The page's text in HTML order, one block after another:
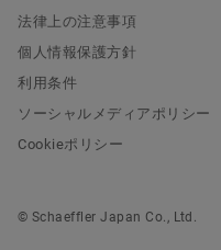
法律上の注意事項
個人情報保護方針
利用条件
ソーシャルメディアポリシー
Cookieポリシー
© Schaeffler Japan Co., Ltd.